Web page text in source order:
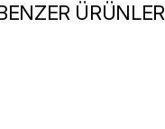
ÜRÜNLER